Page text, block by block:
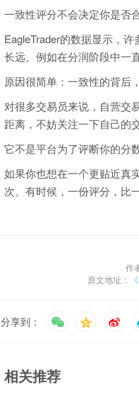
一致性评分不会决定你是否
EagleTrader的数据显示，
长远。例如在分润阶段中一
原因很简单：一致性的背后
对很多交易员来说，自营交
距离，不妨关注一下自己的
它不是平台为了评断你的分
如果你也想在一个更贴近真
次。有时候，一份评分，比
作
原文地址：
分享到：
相关推荐